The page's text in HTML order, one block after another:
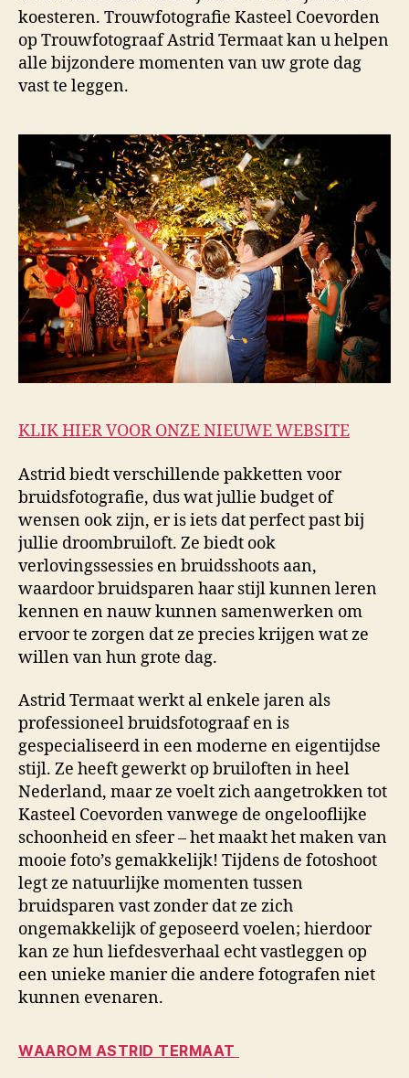
koesteren. Trouwfotografie Kasteel Coevorden
op Trouwfotograaf Astrid Termaat kan u helpen
alle bijzondere momenten van uw grote dag
vast te leggen.
KLIK HIER VOOR ONZE NIEUWE WEBSITE
Astrid biedt verschillende pakketten voor
bruidsfotografie, dus wat jullie budget of
wensen ook zijn, er is iets dat perfect past bij
jullie droombruiloft. Ze biedt ook
verlovingssessies en bruidsshoots aan,
waardoor bruidsparen haar stijl kunnen leren
kennen en nauw kunnen samenwerken om
ervoor te zorgen dat ze precies krijgen wat ze
willen van hun grote dag.
Astrid Termaat werkt al enkele jaren als
professioneel bruidsfotograaf en is
gespecialiseerd in een moderne en eigentijdse
stijl. Ze heeft gewerkt op bruiloften in heel
Nederland, maar ze voelt zich aangetrokken tot
Kasteel Coevorden vanwege de ongelooflijke
schoonheid en sfeer – het maakt het maken van
mooie foto’s gemakkelijk! Tijdens de fotoshoot
legt ze natuurlijke momenten tussen
bruidsparen vast zonder dat ze zich
ongemakkelijk of geposeerd voelen; hierdoor
kan ze hun liefdesverhaal echt vastleggen op
een unieke manier die andere fotografen niet
kunnen evenaren.
WAAROM ASTRID TERMAAT